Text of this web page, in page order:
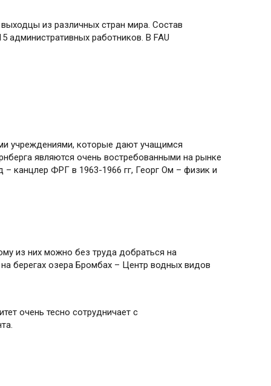
из различных стран мира. Состав
административных работников. В FAU
учреждениями, которые дают учащимся
являются очень востребованными на рынке
канцлер ФРГ в 1963-1966 гг, Георг Ом – физик и
из них можно без труда добраться на
берегах озера Бромбах – Центр водных видов
очень тесно сотрудничает с